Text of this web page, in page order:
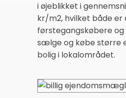
i øjeblikket i
kr/m2, hvilket både
førstegangskøbere og
sælge og købe større
bolig i lokalområdet.